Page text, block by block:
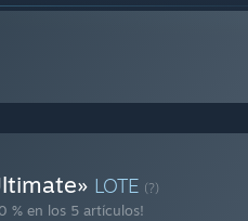
LOTE (?)
% en los 5 artículos!